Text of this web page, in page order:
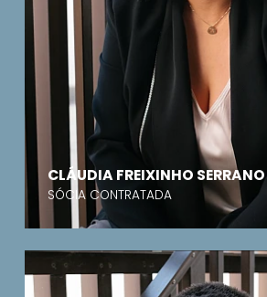
CLÁUDIA FREIXINHO SERRANO
SÓCIA CONTRATADA